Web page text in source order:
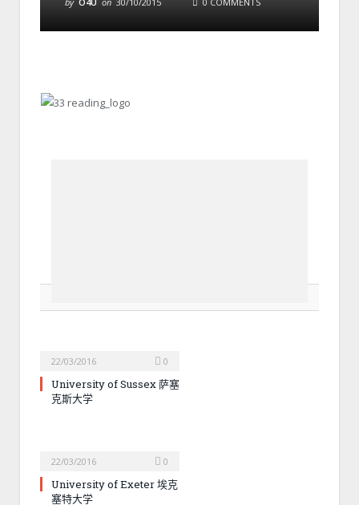
22/03/2016 0
University of Sussex 萨塞
克斯大学
22/03/2016 0
University of Exeter 埃克
塞特大学